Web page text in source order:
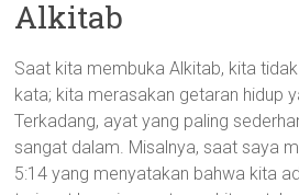
Alkitab
Saat kita membuka Alkitab, kita
kata; kita merasakan getaran hidup
Terkadang, ayat yang paling
sangat dalam. Misalnya, saat saya
5:14 yang menyatakan bahwa kita